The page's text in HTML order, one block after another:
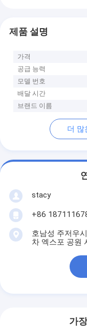
제품 설명
가격
공급 능력
모델 번호
배달 시간
브랜드 이름
더 많
stacy
+86
호남성 주저우
차 엑스포 공원
가